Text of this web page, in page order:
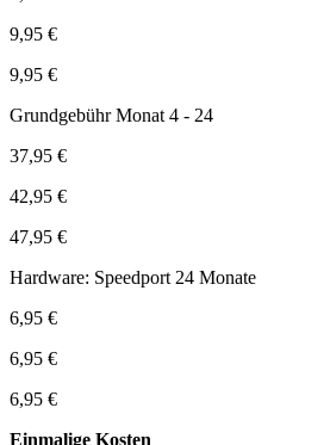
9,95 €
9,95 €
Grundgebühr Monat 4 - 24
37,95 €
42,95 €
47,95 €
Hardware: Speedport 24 Monate
6,95 €
6,95 €
6,95 €
Einmalige Kosten